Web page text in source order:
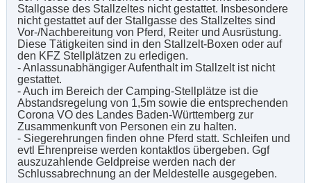
Stallgasse des Stallzeltes nicht gestattet. Insbesondere
nicht gestattet auf der Stallgasse des Stallzeltes sind
Vor-/Nachbereitung von Pferd, Reiter und Ausrüstung.
Diese Tätigkeiten sind in den Stallzelt-Boxen oder auf
den KFZ Stellplätzen zu erledigen.
- Anlassunabhängiger Aufenthalt im Stallzelt ist nicht
gestattet.
- Auch im Bereich der Camping-Stellplätze ist die
Abstandsregelung von 1,5m sowie die entsprechenden
Corona VO des Landes Baden-Württemberg zur
Zusammenkunft von Personen ein zu halten.
- Siegerehrungen finden ohne Pferd statt. Schleifen und
evtl Ehrenpreise werden kontaktlos übergeben. Ggf
auszuzahlende Geldpreise werden nach der
Schlussabrechnung an der Meldestelle ausgegeben.